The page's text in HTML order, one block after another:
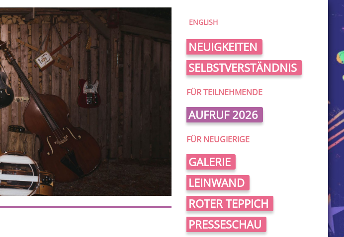
ENGLISH
NEUIGKEITEN
SELBSTVERSTÄNDNIS
FÜR TEILNEHMENDE
AUFRUF 2026
FÜR NEUGIERIGE
GALERIE
LEINWAND
ROTER TEPPICH
PRESSESCHAU